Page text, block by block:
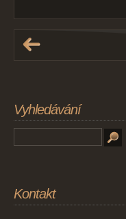
Vyhledávání
Kontakt